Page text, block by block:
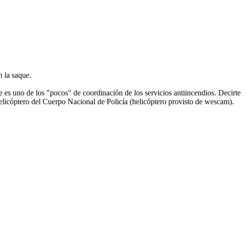
la saque.
uno de los "pocos" de coordinación de los servicios antiincendios. Decirte
del Cuerpo Nacional de Policía (helicóptero provisto de wescam).